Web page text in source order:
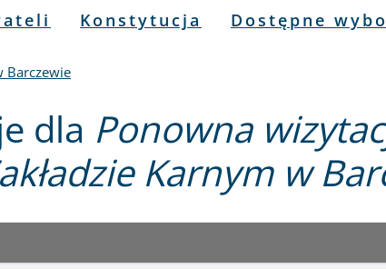
Konstytucja Dostępne
Barczewie
dla Ponowna
Karnym w